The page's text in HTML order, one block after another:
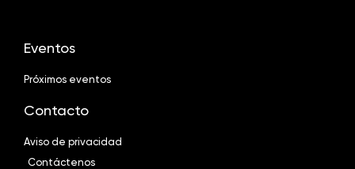
Eventos
Próximos eventos
Contacto
Aviso de privacidad
Contáctenos